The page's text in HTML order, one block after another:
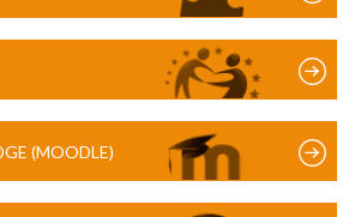
(MOODLE)